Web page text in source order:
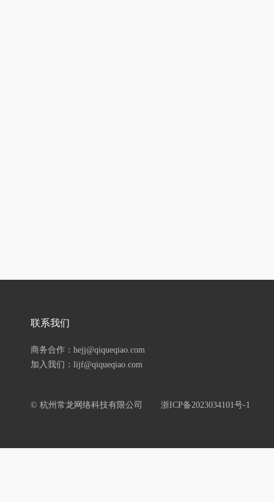
联系我们
商务合作：hejj@qiqueqiao.com
加入我们：lijf@qiqueqiao.com
© 杭州常龙网络科技有限公司 浙ICP备2023034101号-1